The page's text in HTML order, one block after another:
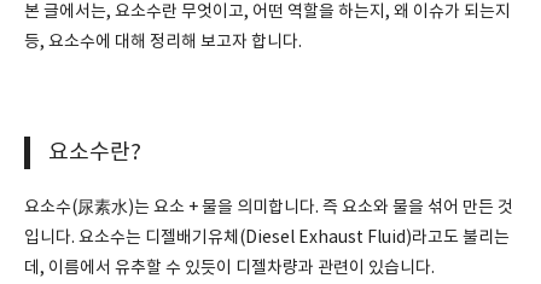
본 글에서는, 요소수란 무엇이고, 어떤 역할을 하는지, 왜 이슈가 되는지
등, 요소수에 대해 정리해 보고자 합니다.
요소수란?
요소수(尿素水)는 요소 + 물을 의미합니다. 즉 요소와 물을 섞어 만든 것
입니다. 요소수는 디젤배기유체(Diesel Exhaust Fluid)라고도 불리는
데, 이름에서 유추할 수 있듯이 디젤차량과 관련이 있습니다.